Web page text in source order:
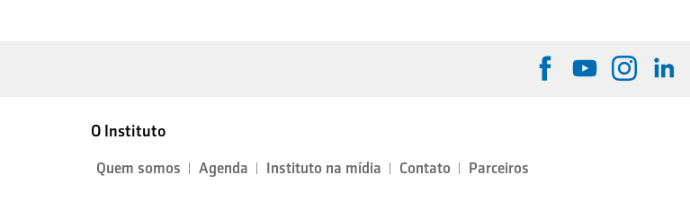
O Instituto
Quem somos Agenda Instituto na mídia Contato Parceiros